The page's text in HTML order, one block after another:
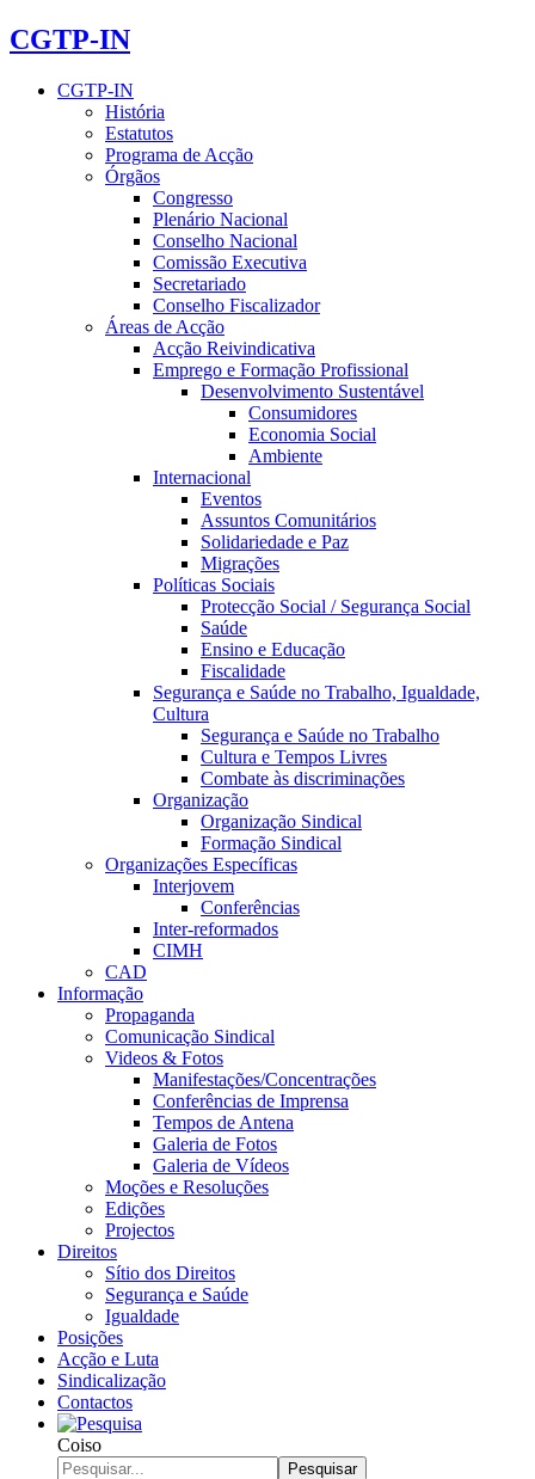
CGTP-IN
CGTP-IN
História
Estatutos
Programa de Acção
Órgãos
Congresso
Plenário Nacional
Conselho Nacional
Comissão Executiva
Secretariado
Conselho Fiscalizador
Áreas de Acção
Acção Reivindicativa
Emprego e Formação Profissional
Desenvolvimento Sustentável
Consumidores
Economia Social
Ambiente
Internacional
Eventos
Assuntos Comunitários
Solidariedade e Paz
Migrações
Políticas Sociais
Protecção Social / Segurança Social
Saúde
Ensino e Educação
Fiscalidade
Segurança e Saúde no Trabalho, Igualdade,
Cultura
Segurança e Saúde no Trabalho
Cultura e Tempos Livres
Combate às discriminações
Organização
Organização Sindical
Formação Sindical
Organizações Específicas
Interjovem
Conferências
Inter-reformados
CIMH
CAD
Informação
Propaganda
Comunicação Sindical
Videos & Fotos
Manifestações/Concentrações
Conferências de Imprensa
Tempos de Antena
Galeria de Fotos
Galeria de Vídeos
Moções e Resoluções
Edições
Projectos
Direitos
Sítio dos Direitos
Segurança e Saúde
Igualdade
Posições
Acção e Luta
Sindicalização
Contactos
Coiso
Pesquisar